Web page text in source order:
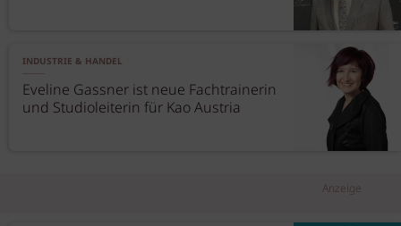
INDUSTRIE & HANDEL
Eveline Gassner ist neue Fachtrainerin
und Studioleiterin für Kao Austria
Anzeige